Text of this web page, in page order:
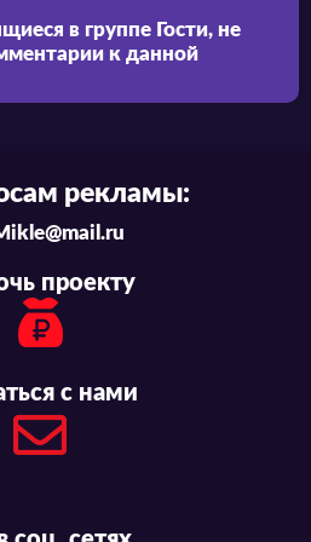
в группе Гости, не
к данной
рекламы:
проекту
с нами